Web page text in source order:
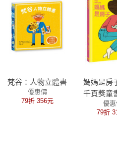
書系
梵谷：人物立體書
優惠價
79折 356元
媽媽是房
千頁獎童
優
79折